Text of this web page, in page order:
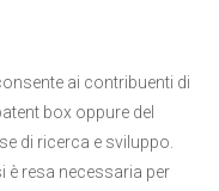
ai contribuenti di
box oppure del
di ricerca e sviluppo.
è resa necessaria per